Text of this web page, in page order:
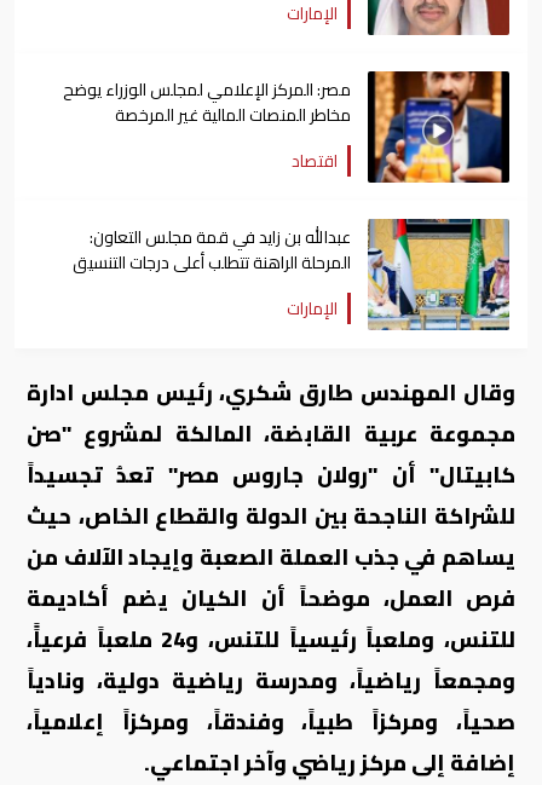
الإمارات
مصر: المركز الإعلامي لمجلس الوزراء يوضح
مخاطر المنصات المالية غير المرخصة
اقتصاد
عبدالله بن زايد في قمة مجلس التعاون:
المرحلة الراهنة تتطلب أعلى درجات التنسيق
الإمارات
وقال المهندس طارق شكري، رئيس مجلس ادارة
مجموعة عربية القابضة، المالكة لمشروع "صن
كابيتال" أن "رولان جاروس مصر" تعدُ تجسيداً
للشراكة الناجحة بين الدولة والقطاع الخاص، حيث
يساهم في جذب العملة الصعبة وإيجاد الآلاف من
فرص العمل، موضحاً أن الكيان يضم أكاديمة
للتنس، وملعباً رئيسياً للتنس، و24 ملعباً فرعياًً،
ومجمعاً رياضياً، ومدرسة رياضية دولية، ونادياً
صحياً، ومركزاً طبياً، وفندقاً، ومركزاً إعلامياً،
إضافة إلى مركز رياضي وآخر اجتماعي.